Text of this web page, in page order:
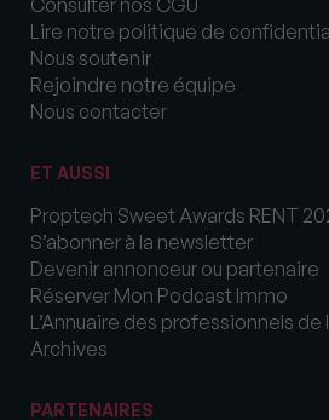
Lire notre politique de
Nous soutenir
Rejoindre notre équipe
Nous contacter
ET AUSSI
Proptech Sweet Awards RENT
S’abonner à la newsletter
Devenir annonceur ou partenaire
Réserver Mon Podcast Immo
L’Annuaire des professionnels de
Archives
PARTENAIRES